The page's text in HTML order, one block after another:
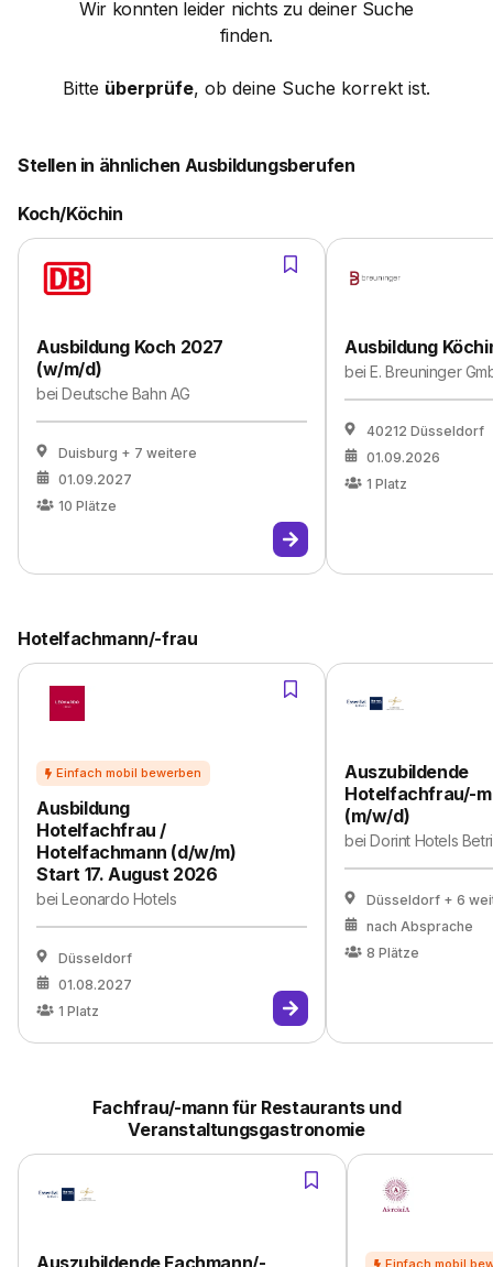
Wir konnten leider nichts zu deiner Suche
finden.
Bitte überprüfe, ob deine Suche korrekt ist.
Stellen in ähnlichen Ausbildungsberufen
Koch/Köchin
Ausbildung Koch 2027
(w/m/d)
beiDeutsche Bahn AG
Duisburg + 7 weitere
01.09.2027
10 Plätze
Ausbildung
beiE. Breuninger
40212 Düsseldorf
01.09.2026
1 Platz
Hotelfachmann/-frau
Ausbildung
Hotelfachfrau /
Hotelfachmann (d/w/m)
Start 17. August 2026
beiLeonardo Hotels
Düsseldorf
01.08.2027
1 Platz
Auszubildende
Hotelfachfrau/-
(m/w/d)
beiDorint Hotels
Düsseldorf + 6
nach Absprache
8 Plätze
Fachfrau/-mann für Restaurants und
Veranstaltungsgastronomie
Auszubildende Fachmann/-